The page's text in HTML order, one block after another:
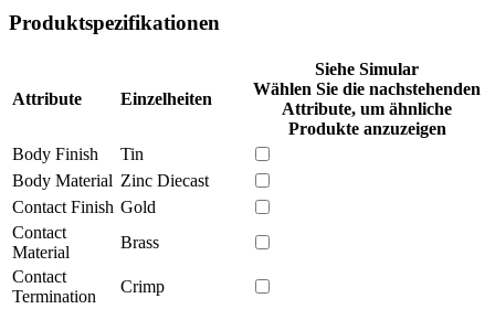
Produktspezifikationen
Attribute Einzelheiten
Siehe Simular
Wählen Sie die nachstehenden
Attribute, um ähnliche
Produkte anzuzeigen
Body Finish
Tin
Body Material Zinc Diecast
Contact Finish Gold
Contact
Material
Brass
Contact
Termination
Crimp